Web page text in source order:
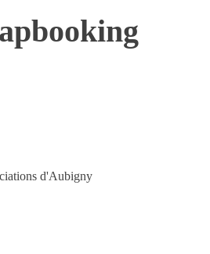
d'Aubigny